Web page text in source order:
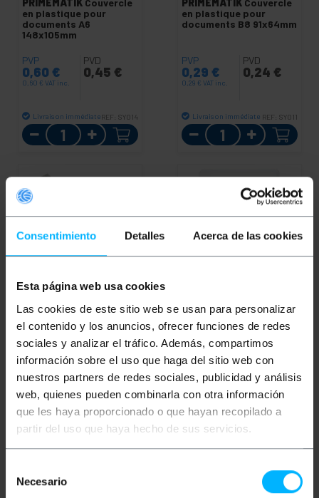
Consentimiento Detalles Acerca de las cookies
Esta página web usa cookies
Las cookies de este sitio web se usan para personalizar
el contenido y los anuncios, ofrecer funciones de redes
sociales y analizar el tráfico. Además, compartimos
información sobre el uso que haga del sitio web con
nuestros partners de redes sociales, publicidad y análisis
web, quienes pueden combinarla con otra información
que les haya proporcionado o que hayan recopilado a
partir del uso que haya hecho de sus servicios.
Necesario
PRIMEMATIK Couvercle
en plastique pour
documents A6
148x105mm
PVP
0,60 €
0,60 € VAT inc.
PVD
0,45 €
Livraison immédiate REF: SY014
Quantité
PRIMEMATIK Couvercle
en plastique pour
documents B8 91x64mm
PVP
0,29 €
0,29 € VAT inc.
PVD
0,24 €
Livraison immédiate REF: SY011
Quantité
PRIMEMATIK Carte
d'identification et clips
pack de 6 unités
PVP
2,58€
2,58 VAT inc.
PVD
2,27€
Livraison immédiate
REF:
OG033
Quantité
PRIMEMATIKCouvercle
en plastique pour
documents A7
105x74mm
PVP
0,78€
VAT inc.
PVD
0,58€
Livraison immédiate
Quantité